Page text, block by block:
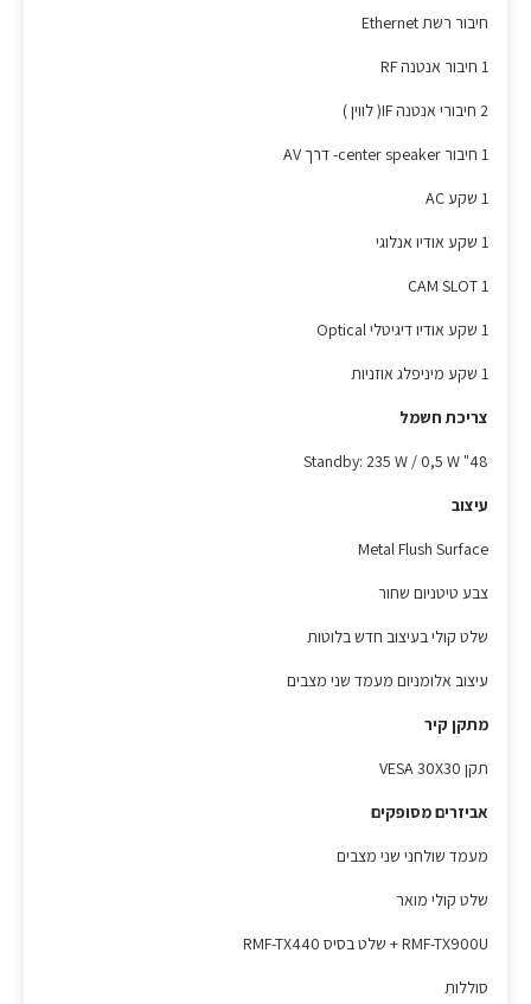
חיבור רשת Ethernet
1 חיבור אנטנה RF
2 חיבורי אנטנה IF( לווין )
1 חיבור center speaker- דרך AV
1 שקע AC
1 שקע אודיו אנלוגי
1 CAM SLOT
1 שקע אודיו דיגיטלי Optical
1 שקע מיניפלג אוזניות
צריכת חשמל
48" Standby: 235 W / 0,5 W
עיצוב
Metal Flush Surface
צבע טיטניום שחור
שלט קולי בעיצוב חדש בלוטות
עיצוב אלומניום מעמד שני מצבים
מתקן קיר
תקן VESA 30X30
אביזרים מסופקים
מעמד שולחני שני מצבים
שלט קולי מואר
RMF-TX900U + שלט בסיס RMF-TX440
סוללות